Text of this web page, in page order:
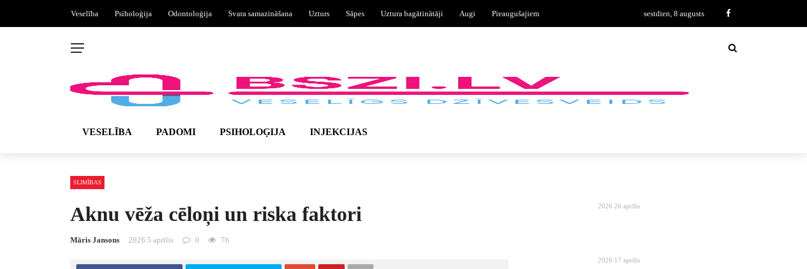
Veselība Psiholoģija Odontoloģija Svara samazināšana Uzturs Sāpes Uztura bagātinātāji Augi Pieaugušajiem sestdien, 8 augusts
VESELĪBA PADOMI PSIHOLOĢIJA INJEKCIJAS
SLIMĪBAS
Aknu vēža cēloņi un riska faktori
Māris Jansons 2026 5 aprīlis 0 76
2026 26 aprīlis
2026 17 aprīlis